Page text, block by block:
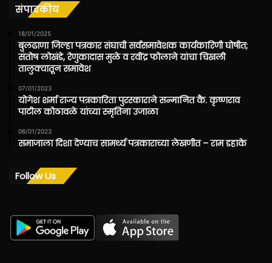
संपादकीय
18/01/2025
बुलढाणा जिल्हा पत्रकार संघाची सर्वसमावेशक कार्यकारिणी घोषीत;
संतोष लोखंडे, रेणुकादास मुळे व रवींद्र फोलाने यांचा चिखली
तालुक्यातून समावेश
07/01/2023
योगेश शर्मा राज्य पत्रकारिता पुरस्काराने सन्मानित कै. कृष्णराव
पाटील कोठावळे यांच्या स्मृतिना उजाळा
06/01/2023
समाजाला दिशा देण्याच सामर्थ्य पत्रकाराच्या लेखणीत – राम डहाके
Follow Us